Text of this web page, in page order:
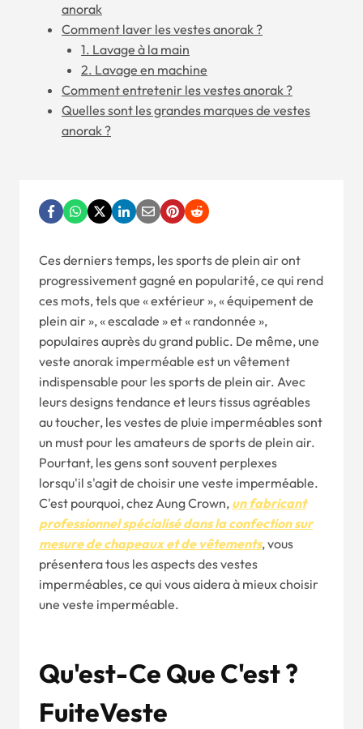
anorak
Comment laver les vestes anorak ?
1. Lavage à la main
2. Lavage en machine
Comment entretenir les vestes anorak ?
Quelles sont les grandes marques de vestes
anorak ?
Ces derniers temps, les sports de plein air ont
progressivement gagné en popularité, ce qui rend
ces mots, tels que « extérieur », « équipement de
plein air », « escalade » et « randonnée »,
populaires auprès du grand public. De même, une
veste anorak imperméable est un vêtement
indispensable pour les sports de plein air. Avec
leurs designs tendance et leurs tissus agréables
au toucher, les vestes de pluie imperméables sont
un must pour les amateurs de sports de plein air.
Pourtant, les gens sont souvent perplexes
lorsqu'il s'agit de choisir une veste imperméable.
C'est pourquoi, chez Aung Crown, un fabricant
professionnel spécialisé dans la confection sur
mesure de chapeaux et de vêtements, vous
présentera tous les aspects des vestes
imperméables, ce qui vous aidera à mieux choisir
une veste imperméable.
Qu'est-Ce Que C'est ?
FuiteVeste